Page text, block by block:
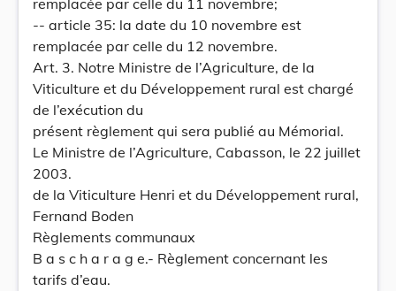
remplacée par celle du 11 novembre;
-- article 35: la date du 10 novembre est
remplacée par celle du 12 novembre.
Art. 3. Notre Ministre de l’Agriculture, de la
Viticulture et du Développement rural est chargé
de l’exécution du
présent règlement qui sera publié au Mémorial.
Le Ministre de l’Agriculture, Cabasson, le 22 juillet
2003.
de la Viticulture Henri et du Développement rural,
Fernand Boden
Règlements communaux
B a s c h a r a g e.- Règlement concernant les
tarifs d’eau.